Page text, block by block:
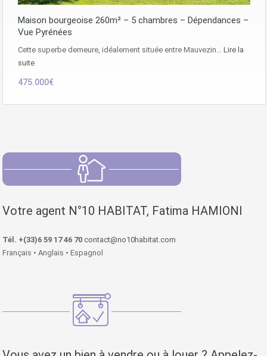
Maison bourgeoise 260m² – 5 chambres – Dépendances –
Vue Pyrénées
Cette superbe demeure, idéalement située entre Mauvezin… Lire la
suite
475.000€
Votre agent N°10 HABITAT, Fatima HAMIONI
Tél. +(33)6 59 17 46 70 contact@no10habitat.com
Français • Anglais • Espagnol